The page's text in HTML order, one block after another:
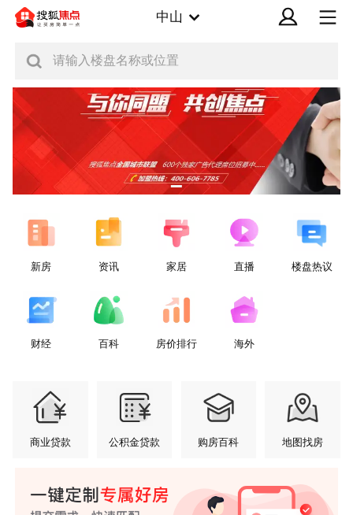
中山
请输入楼盘名称或位置
新房 资讯 家居 直播 楼盘热议
财经 百科 房价排行 海外
商业贷款 公积金贷款 购房百科 地图找房